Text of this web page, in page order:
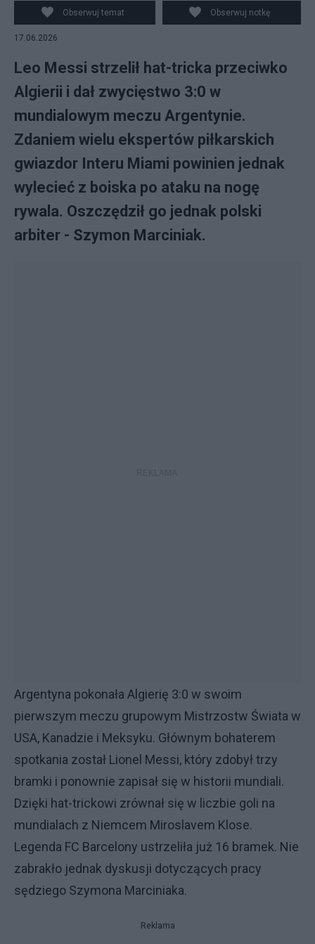
Obserwuj temat Obserwuj notkę
17.06.2026
Leo Messi strzelił hat-tricka przeciwko
Algierii i dał zwycięstwo 3:0 w
mundialowym meczu Argentynie.
Zdaniem wielu ekspertów piłkarskich
gwiazdor Interu Miami powinien jednak
wylecieć z boiska po ataku na nogę
rywala. Oszczędził go jednak polski
arbiter - Szymon Marciniak.
Argentyna pokonała Algierię 3:0 w swoim
pierwszym meczu grupowym Mistrzostw Świata w
USA, Kanadzie i Meksyku. Głównym bohaterem
spotkania został Lionel Messi, który zdobył trzy
bramki i ponownie zapisał się w historii mundiali.
Dzięki hat-trickowi zrównał się w liczbie goli na
mundialach z Niemcem Miroslavem Klose.
Legenda FC Barcelony ustrzeliła już 16 bramek. Nie
zabrakło jednak dyskusji dotyczących pracy
sędziego Szymona Marciniaka.
Reklama